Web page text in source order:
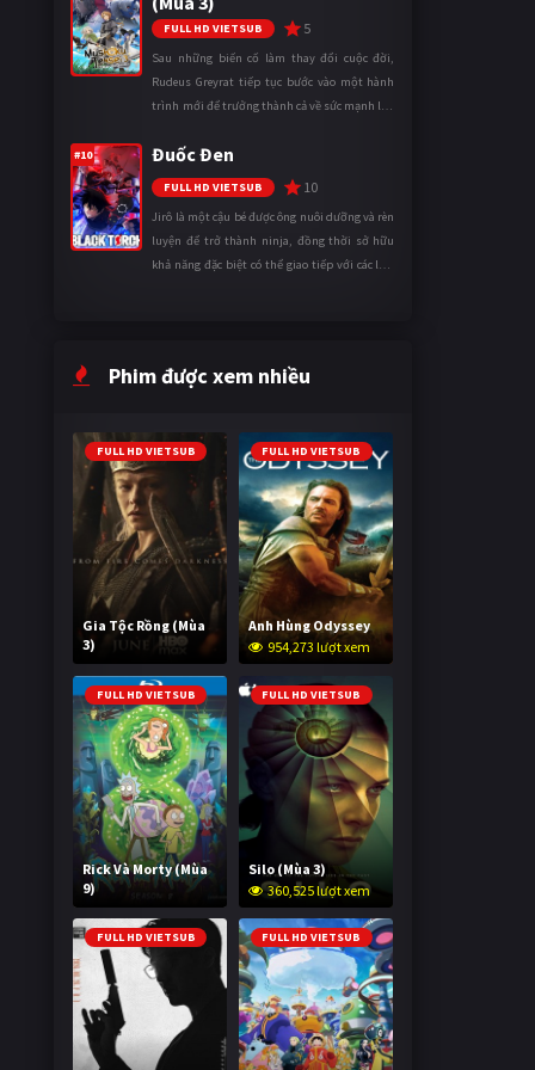
FULL HD VIETSUB 5
Sau những biến cố làm thay đổi cuộc đời,
Rudeus Greyrat tiếp tục bước vào một hành
trình mới để trưởng thành cả về sức mạnh lẫn
ngày càng khắc nghiệt, anh ...
#10 Đuốc Đen
FULL HD VIETSUB 10
Jirô là một cậu bé được ông nuôi dưỡng và rèn
luyện để trở thành ninja, đồng thời sở hữu
khả năng đặc biệt có thể giao tiếp với các loài
Phim được xem nhiều
FULL HD VIETSUB
Gia Tộc Rồng (Mùa
3)
2,020,548 lượt xem
FULL HD VIETSUB
Anh Hùng Odyssey
954,273 lượt xem
FULL HD VIETSUB
Rick Và Morty (Mùa
9)
2,996,080 lượt xem
FULL HD VIETSUB
Silo (Mùa 3)
360,525 lượt xem
FULL HD VIETSUB FULL HD VIETSUB